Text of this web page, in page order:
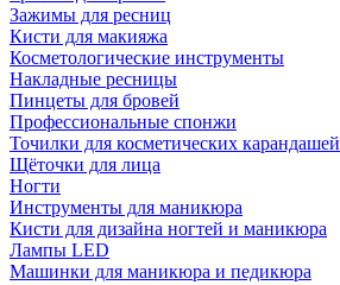
Зажимы для ресниц
Кисти для макияжа
Косметологические инструменты
Накладные ресницы
Пинцеты для бровей
Профессиональные спонжи
Точилки для косметических карандашей
Щёточки для лица
Ногти
Инструменты для маникюра
Кисти для дизайна ногтей и маникюра
Лампы LED
Машинки для маникюра и педикюра